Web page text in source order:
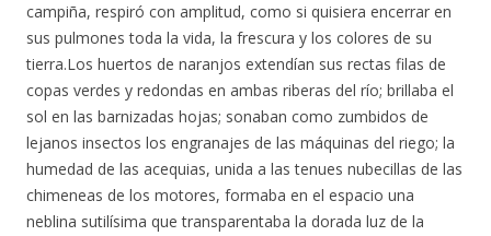
campiña, respiró con amplitud, como si quisiera encerrar en
sus pulmones toda la vida, la frescura y los colores de su
tierra.Los huertos de naranjos extendían sus rectas filas de
copas verdes y redondas en ambas riberas del río; brillaba el
sol en las barnizadas hojas; sonaban como zumbidos de
lejanos insectos los engranajes de las máquinas del riego; la
humedad de las acequias, unida a las tenues nubecillas de las
chimeneas de los motores, formaba en el espacio una
neblina sutilísima que transparentaba la dorada luz de la